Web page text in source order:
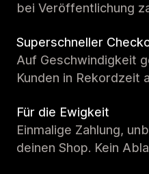
bei Veröffentlichung
Superschneller
Auf Geschwindigkeit
Kunden in Rekordzeit
Für die Ewigkeit
Einmalige Zahlung,
deinen Shop. Kein